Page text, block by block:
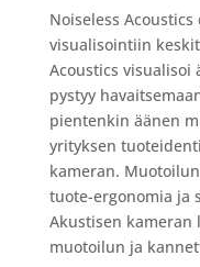
Noiseless
visualisointiin
Acoustics
pystyy
pientenkin äänen
yrityksen
kameran.
tuote-ergonomia ja
Akustisen kameran
muotoilun ja